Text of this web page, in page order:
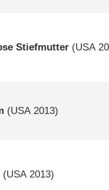
Stiefmutter (USA
(USA2013)
(USA2013)